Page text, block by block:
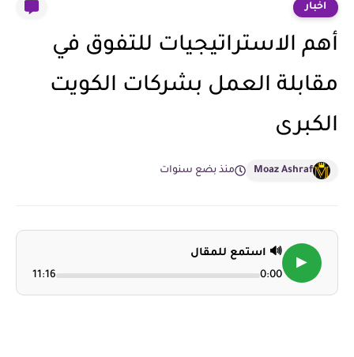
اخبار
أهم الاستراتيجيات للتفوق في
مقابلة العمل بشركات الكويت
الكبرى
Moaz Ashraf منذ بضع سنوات
▶
🔊 استمع للمقال
0:00
11:16